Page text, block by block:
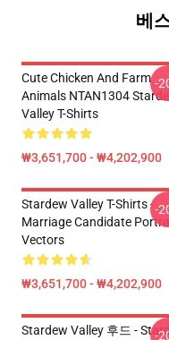
베
Cute Chicken And Farm
Animals NTAN1304
Valley T-Shirts
₩3,651,700 - ₩4,202,900
-
Stardew Valley T-Shirts -
Marriage Candidate
Vectors
₩3,651,700 - ₩4,202,900
-
Stardew Valley 후드 -
-